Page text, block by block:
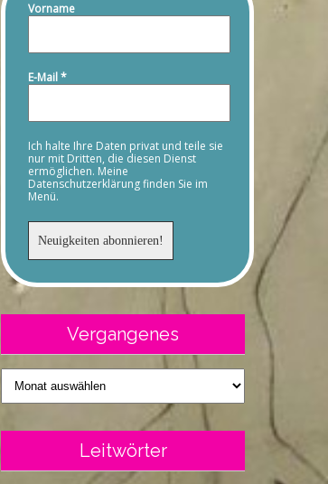
Vorname
E-Mail*
Ich halte Ihre Daten privat und teile sie
nur mit Dritten, die diesen Dienst
ermöglichen. Meine
Datenschutzerklärung finden Sie im
Menü.
Vergangenes
Vergangenes
Leitwörter